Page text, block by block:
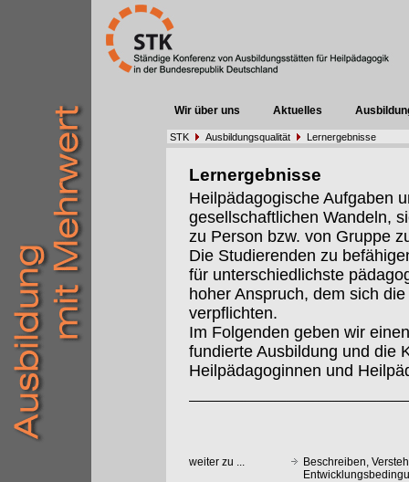
Wir über uns Aktuelles
STK Ausbildungsqualität Lernergebnisse
Lernergebnisse
Heilpädagogische Aufgaben
gesellschaftlichen Wandeln,
zu Person bzw. von Gruppe
Die Studierenden zu
für unterschiedlichste
hoher Anspruch, dem sich
verpflichten.
Im Folgenden geben wir
fundierte Ausbildung und die
Heilpädagoginnen und
weiter zu ...
Beschreiben,